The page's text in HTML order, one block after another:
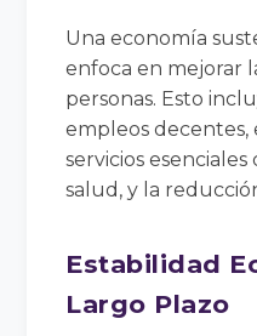
Una economía
enfoca en mejorar
personas. Esto
empleos decentes,
servicios
salud, y la
Estabilidad
Largo Plazo